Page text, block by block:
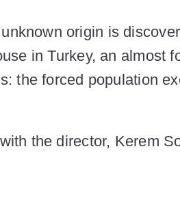
origin is
in Turkey, an almost
the forced population
the director, Kerem